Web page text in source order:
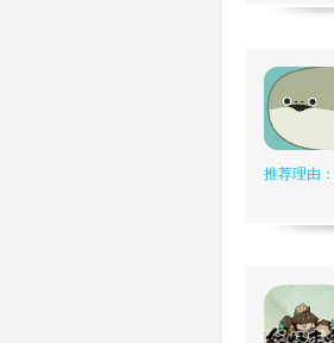
推荐理由：